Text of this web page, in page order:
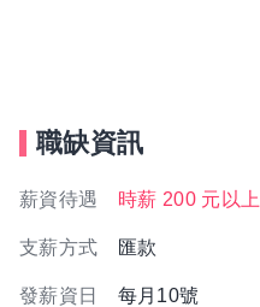
職缺資訊
薪資待遇 時薪 200 元以上
支薪方式 匯款
發薪資日 每月10號